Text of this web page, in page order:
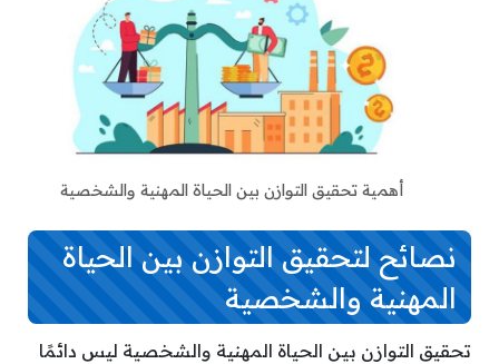
أهمية تحقيق التوازن بين الحياة المهنية والشخصية
نصائح لتحقيق التوازن بين الحياة
المهنية والشخصية
تحقيق التوازن بين الحياة المهنية والشخصية ليس دائمًا